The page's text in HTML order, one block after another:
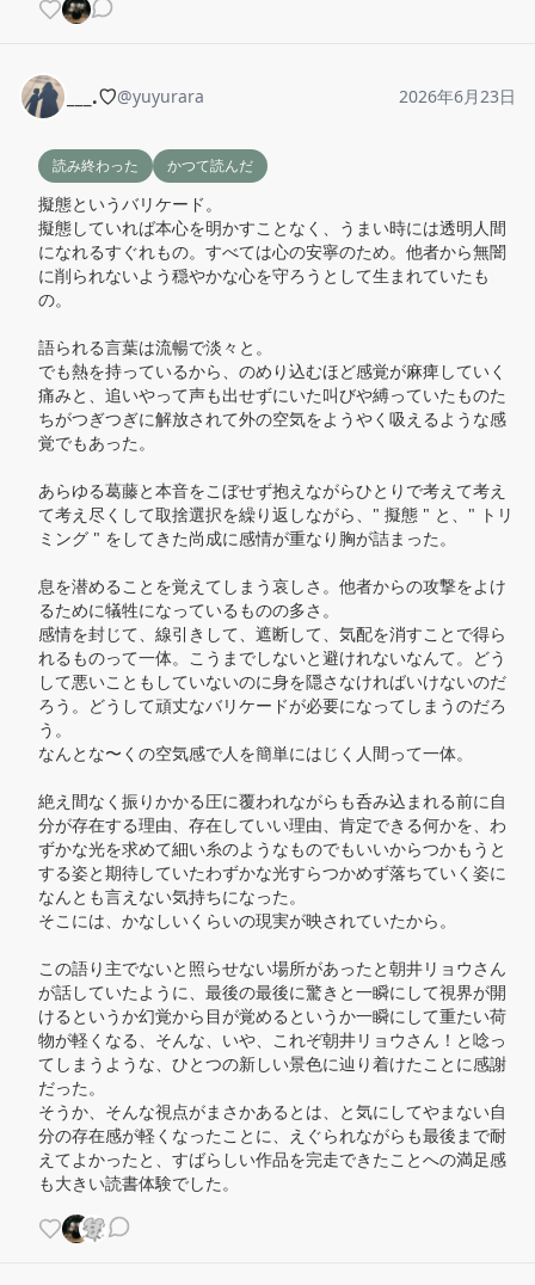
___.♡@yuyurara 2026年6月23日
読み終わった かつて読んだ
擬態というバリケード。
擬態していれば本心を明かすことなく、うまい時には透明人間
になれるすぐれもの。すべては心の安寧のため。他者から無闇
に削られないよう穏やかな心を守ろうとして生まれていたも
の。
語られる言葉は流暢で淡々と。
でも熱を持っているから、のめり込むほど感覚が麻痺していく
痛みと、追いやって声も出せずにいた叫びや縛っていたものた
ちがつぎつぎに解放されて外の空気をようやく吸えるような感
覚でもあった。
あらゆる葛藤と本音をこぼせず抱えながらひとりで考えて考え
て考え尽くして取捨選択を繰り返しながら、" 擬態 " と、" トリ
ミング " をしてきた尚成に感情が重なり胸が詰まった。
息を潜めることを覚えてしまう哀しさ。他者からの攻撃をよけ
るために犠牲になっているものの多さ。
感情を封じて、線引きして、遮断して、気配を消すことで得ら
れるものって一体。こうまでしないと避けれないなんて。どう
して悪いこともしていないのに身を隠さなければいけないのだ
ろう。どうして頑丈なバリケードが必要になってしまうのだろ
う。
なんとな〜くの空気感で人を簡単にはじく人間って一体。
絶え間なく振りかかる圧に覆われながらも呑み込まれる前に自
分が存在する理由、存在していい理由、肯定できる何かを、わ
ずかな光を求めて細い糸のようなものでもいいからつかもうと
する姿と期待していたわずかな光すらつかめず落ちていく姿に
なんとも言えない気持ちになった。
そこには、かなしいくらいの現実が映されていたから。
この語り主でないと照らせない場所があったと朝井リョウさん
が話していたように、最後の最後に驚きと一瞬にして視界が開
けるというか幻覚から目が覚めるというか一瞬にして重たい荷
物が軽くなる、そんな、いや、これぞ朝井リョウさん！と唸っ
てしまうような、ひとつの新しい景色に辿り着けたことに感謝
だった。
そうか、そんな視点がまさかあるとは、と気にしてやまない自
分の存在感が軽くなったことに、えぐられながらも最後まで耐
えてよかったと、すばらしい作品を完走できたことへの満足感
も大きい読書体験でした。